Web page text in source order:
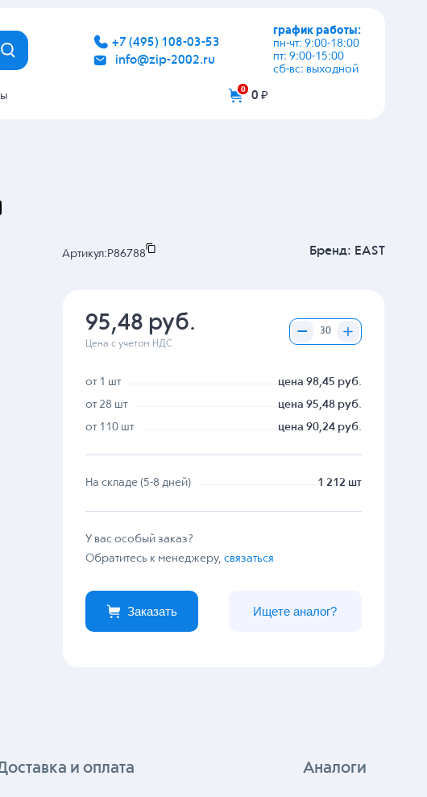
+7 (495) 108-03-53
info@zip-2002.ru
график работы:
пн-чт: 9:00-18:00
пт: 9:00-15:00
сб-вс: выходной
0 0 ₽
Артикул: P86788 Бренд: EAST
95,48 руб.
Цена с учетом НДС
от 1 шт
цена 98,45 руб.
от 28 шт
цена 95,48 руб.
от 110 шт
цена 90,24 руб.
На складе (5-8 дней) 1 212 шт
У вас особый заказ?
Обратитесь к менеджеру,связаться
Заказать Ищете аналог?
и оплата Аналоги